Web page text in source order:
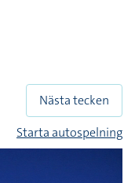
Nästa tecken
Starta autospelning